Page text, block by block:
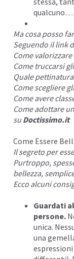
Ma cosa posso
Seguendo il link
Come
Come truccarsi
Quale
Come scegliere
Come avere
Come adottare
suDoctissimo.it
Come Essere
Il segreto per
Purtroppo,
bellezza,
Ecco alcuni
Guardati
persone.
unica.
una